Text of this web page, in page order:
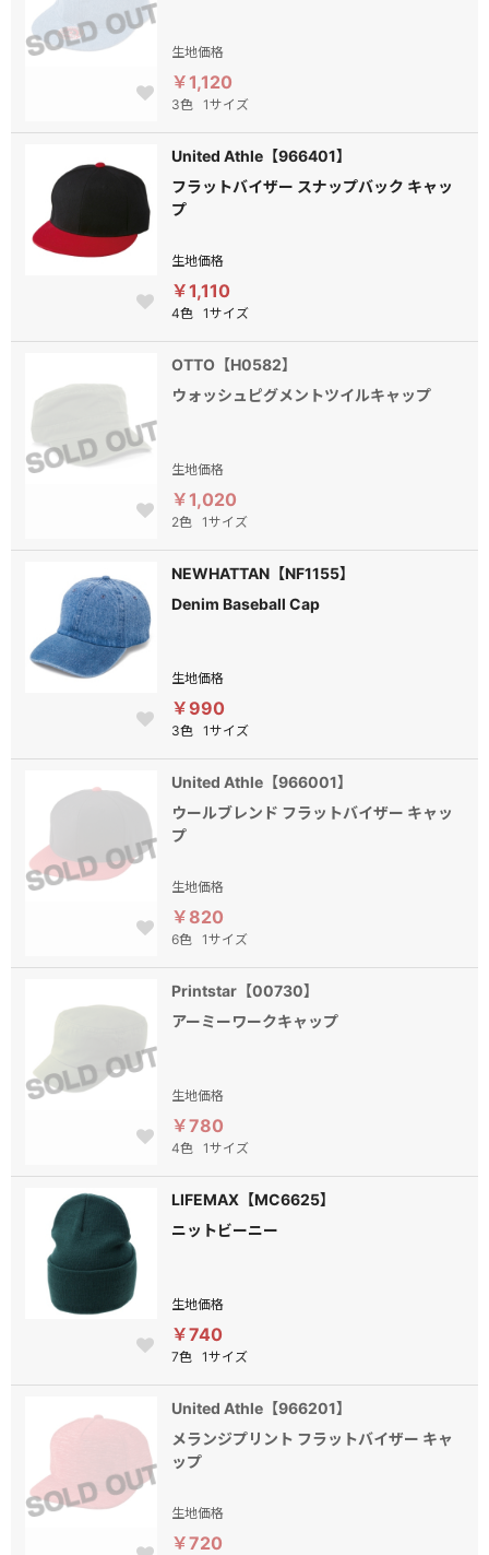
生地価格
￥1,120
3色 1サイズ
United Athle【966401】
フラットバイザー スナップバック キャッ
プ
生地価格
￥1,110
4色 1サイズ
OTTO【H0582】
ウォッシュピグメントツイルキャップ
生地価格
￥1,020
2色 1サイズ
NEWHATTAN【NF1155】
Denim Baseball Cap
生地価格
￥990
3色 1サイズ
United Athle【966001】
ウールブレンド フラットバイザー キャッ
プ
生地価格
￥820
6色 1サイズ
Printstar【00730】
アーミーワークキャップ
生地価格
￥780
4色 1サイズ
LIFEMAX【MC6625】
ニットビーニー
生地価格
￥740
7色 1サイズ
United Athle【966201】
メランジプリント フラットバイザー キャ
ップ
生地価格
￥720